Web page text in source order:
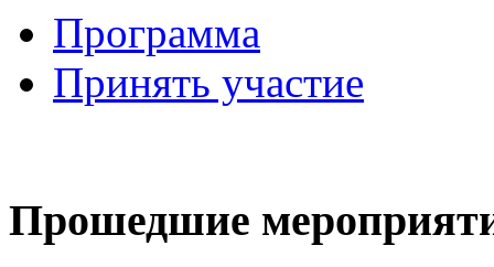
Программа
Принять участие
Прошедшие